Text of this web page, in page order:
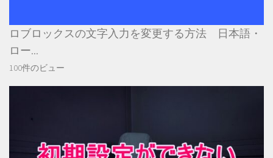
ロブロックスの文字入力を変更する方法 日本語・
ロー...
100件のビュー